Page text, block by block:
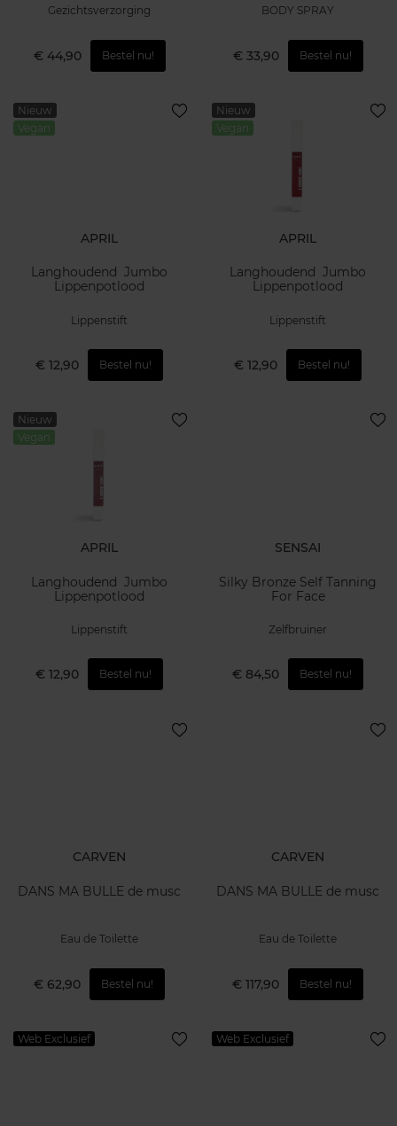
Gezichtsverzorging
€ 44,90 Bestel nu!
BODY SPRAY
€ 33,90 Bestel nu!
Nieuw
Vegan
APRIL
Langhoudend Jumbo
Lippenpotlood
Lippenstift
€ 12,90 Bestel nu!
Nieuw
Vegan
APRIL
Langhoudend Jumbo
Lippenpotlood
Lippenstift
€ 12,90 Bestel nu!
Nieuw
Vegan
APRIL
Langhoudend Jumbo
Lippenpotlood
Lippenstift
€ 12,90 Bestel nu!
SENSAI
Silky Bronze Self Tanning
For Face
Zelfbruiner
€ 84,50 Bestel nu!
CARVEN
DANS MA BULLE de musc
Eau de Toilette
€ 62,90 Bestel nu!
CARVEN
DANS MA BULLE de musc
Eau de Toilette
€ 117,90 Bestel nu!
Web Exclusief Web Exclusief